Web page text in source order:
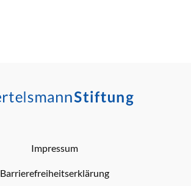
Impressum
Barrierefreiheitserklärung